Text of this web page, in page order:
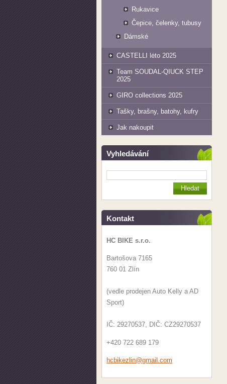
Rukavice
Čepice, čelenky, tubusy
Dámské
CASTELLI léto 2025
Team SOUDAL-QIUCK STEP
2025
GIRO collections 2025
Tašky, brašny, batohy, kufry
Jak nakoupit
Vyhledávání
Kontakt
HC BIKE s.r.o.
Bartošova 7165
760 01 Zlín
(vedle prodejen Auto Kelly a AD
Sport)
IČ: 29270537, DIČ: CZ29270537
+420 722 689 179
hcbikezl in@gmail .com